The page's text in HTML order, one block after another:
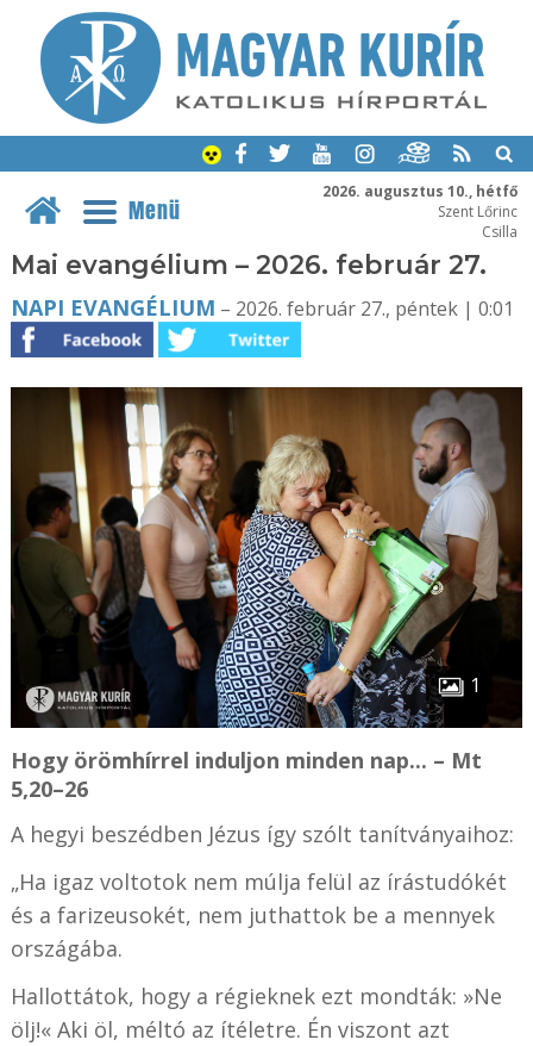
2026. augusztus 10., hétfő
Szent Lőrinc
Csilla
Menü
Mai evangélium – 2026. február 27.
NAPI EVANGÉLIUM – 2026. február 27., péntek | 0:01
1
Hogy örömhírrel induljon minden nap... – Mt
5,20–26
A hegyi beszédben Jézus így szólt tanítványaihoz:
„Ha igaz voltotok nem múlja felül az írástudókét
és a farizeusokét, nem juthattok be a mennyek
országába.
Hallottátok, hogy a régieknek ezt mondták: »Ne
ölj!« Aki öl, méltó az ítéletre. Én viszont azt